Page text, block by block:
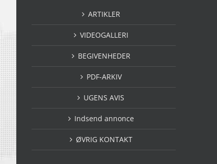
ARTIKLER
VIDEOGALLERI
BEGIVENHEDER
PDF-ARKIV
UGENS AVIS
Indsend annonce
ØVRIG KONTAKT